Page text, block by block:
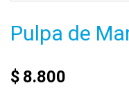
Pulpa de
$ 8.800